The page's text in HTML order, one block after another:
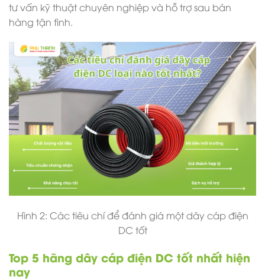
tư vấn kỹ thuật chuyên nghiệp và hỗ trợ sau bán
hàng tận tình.
Hình 2: Các tiêu chí để đánh giá một dây cáp điện
DC tốt
Top 5 hãng dây cáp điện DC tốt nhất hiện
nay